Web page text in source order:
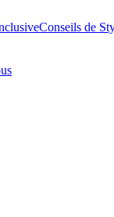
Conseils de